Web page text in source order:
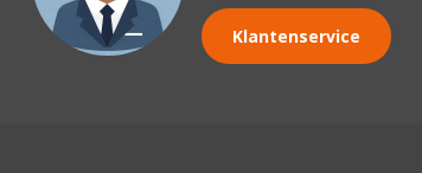
Klantenservice